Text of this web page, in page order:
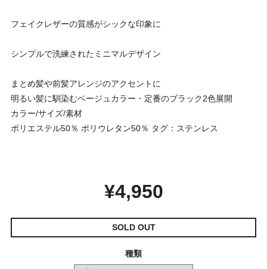
フェイクレザーの質感がシックな印象に
シンプルで洗練されたミニマルデザイン
まとめ髪や前髪アレンジのアクセントに
明るい髪に馴染むベージュカラー・定番のブラック2色展開
カラー/サイズ/素材
ポリエステル50％ ポリウレタン50％ タグ：ステンレス
¥4,950
SOLD OUT
種類